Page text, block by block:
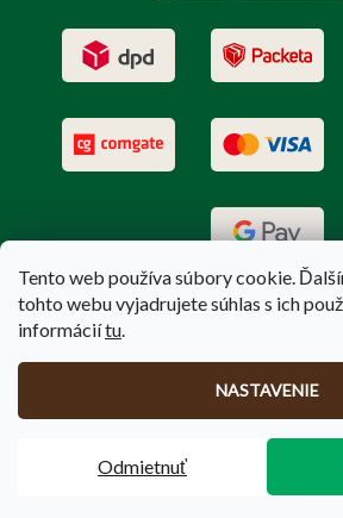
Tento web používa súbory cookie.
tohto webu vyjadrujete súhlas s ich
informáciítu.
NASTAVENIE
Odmietnuť
PoľovníctvoTerem.sk.
Upraviť nastavenie